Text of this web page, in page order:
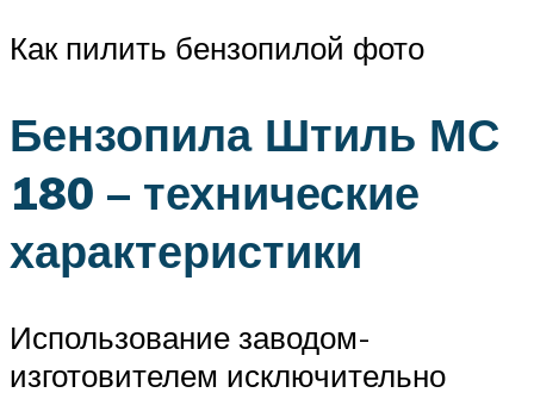
Как пилить бензопилой фото
Бензопила Штиль МС
180 – технические
характеристики
Использование заводом-
изготовителем исключительно